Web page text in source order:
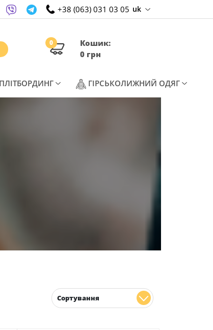
+38 (063) 031 03 05 uk
0
Кошик:
0 грн
(CURRENT)ГІРСЬКОЛИЖНИЙ ОДЯГ
Сортування